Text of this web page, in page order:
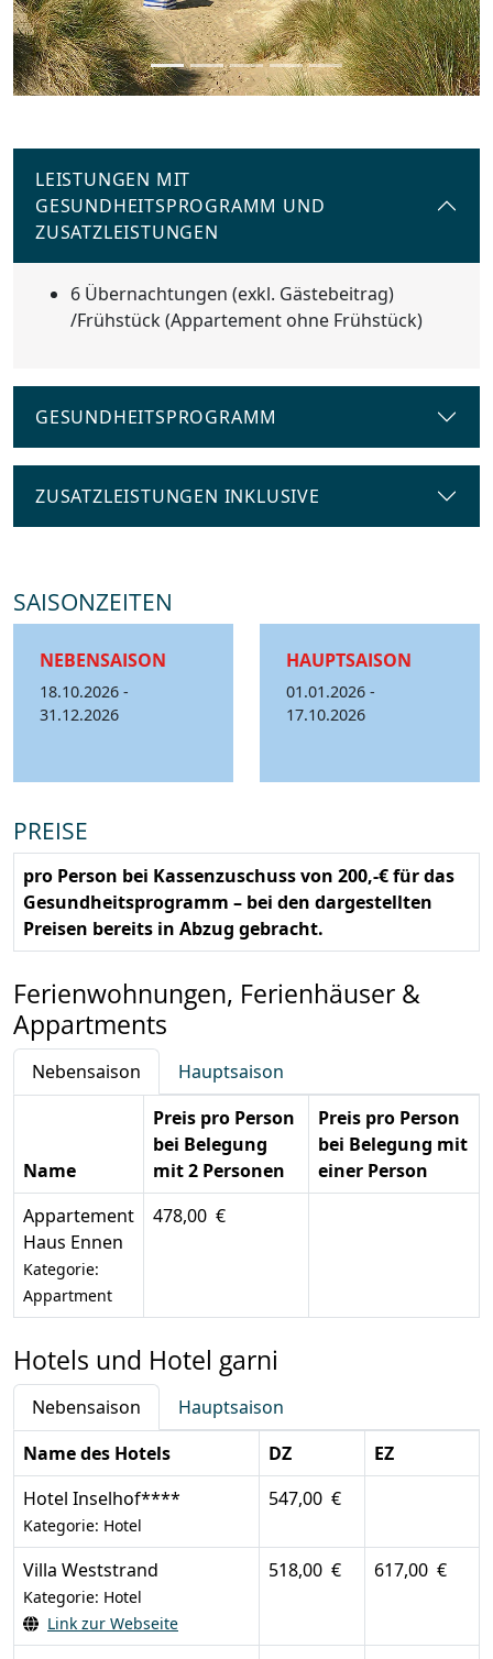
LEISTUNGEN MIT
GESUNDHEITSPROGRAMM UND
ZUSATZLEISTUNGEN
6 Übernachtungen (exkl. Gästebeitrag)
/Frühstück (Appartement ohne Frühstück)
GESUNDHEITSPROGRAMM
ZUSATZLEISTUNGEN INKLUSIVE
SAISONZEITEN
NEBENSAISON
18.10.2026 -
31.12.2026
HAUPTSAISON
01.01.2026 -
17.10.2026
PREISE
pro Person bei Kassenzuschuss von 200,-€ für das
Gesundheitsprogramm – bei den dargestellten
Preisen bereits in Abzug gebracht.
Ferienwohnungen, Ferienhäuser &
Appartments
Nebensaison Hauptsaison
Name
Preis pro Person
bei Belegung
mit 2 Personen
Preis pro Person
bei Belegung mit
einer Person
Appartement
Haus Ennen
Kategorie:
Appartment
478,00 €
Hotels und Hotel garni
Nebensaison
Hauptsaison
Name des Hotels
DZ
EZ
Hotel Inselhof****
Kategorie: Hotel
547,00 €
Villa Weststrand
Kategorie: Hotel
Link zur Webseite
518,00 € 617,00 €